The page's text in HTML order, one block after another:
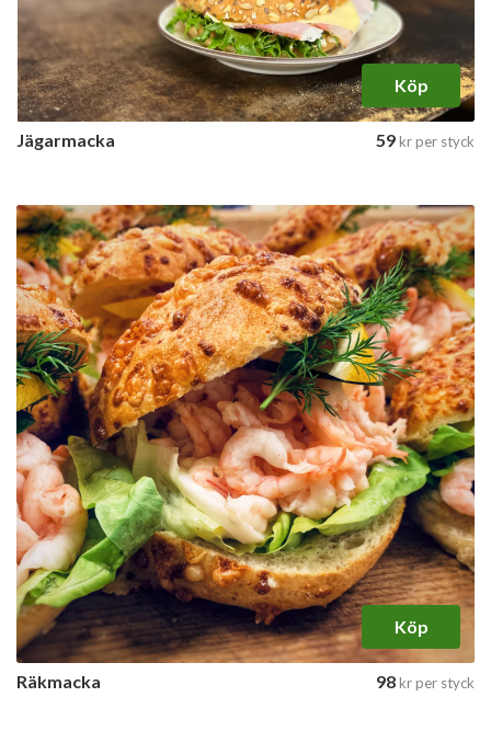
Köp
Jägarmacka 59krper styck
Köp
Räkmacka 98krper styck